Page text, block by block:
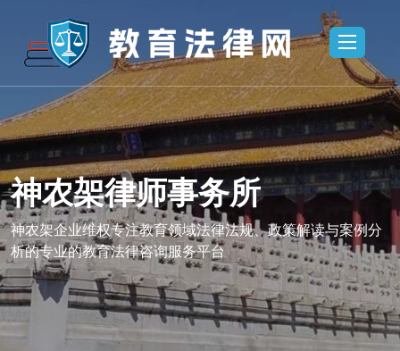
所,神农架
企业维权
神农架律师事务所
神农架企业维权专注教育领域法律法规、政策解读与案例分
析的专业的教育法律咨询服务平台
神农架律师
法律咨询,神